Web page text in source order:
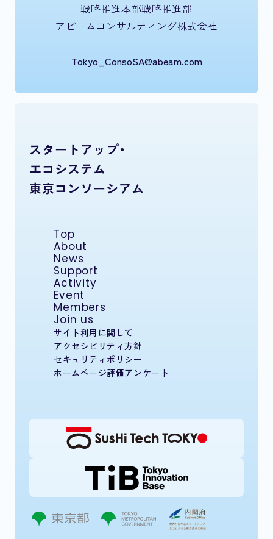
戦略推進本部戦略推進部
アビームコンサルティング株式会社
Tokyo_ConsoSA@abeam.com
スタートアップ・
エコシステム
東京コンソーシアム
Top
About
News
Support
Activity
Event
Members
Join us
サイト利用に関して
アクセシビリティ方針
セキュリティポリシー
ホームページ評価アンケート